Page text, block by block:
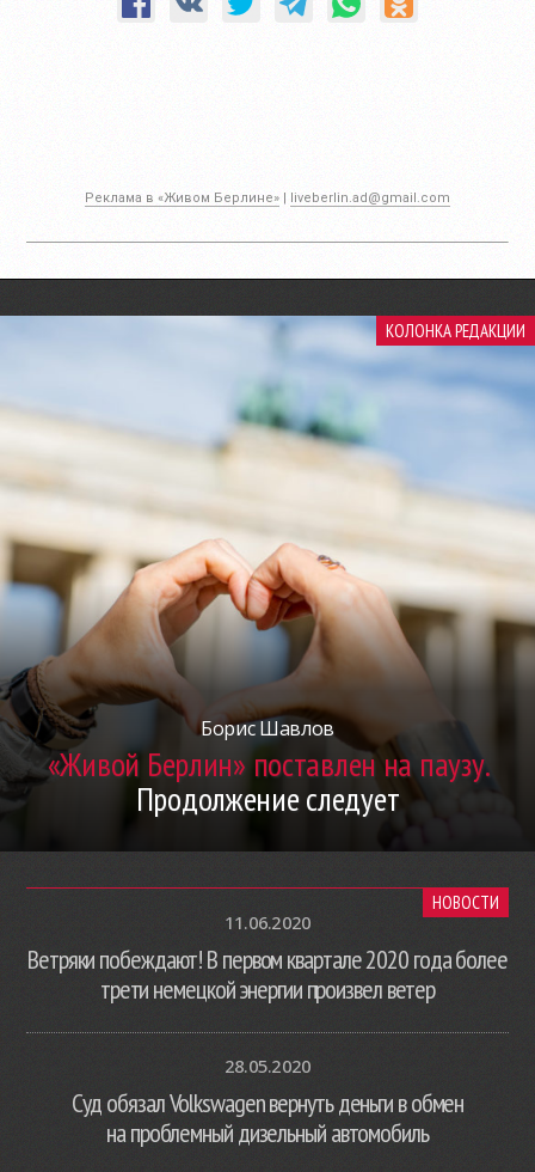
Реклама в «Живом Берлине» | liveberlin.ad@gmail.com
КОЛОНКА РЕДАКЦИИ
Борис Шавлов
«Живой Берлин» поставлен на паузу.
Продолжение следует
НОВОСТИ
11.06.2020
Ветряки побеждают! В первом квартале 2020 года более
трети немецкой энергии произвел ветер
28.05.2020
Суд обязал Volkswagen вернуть деньги в обмен
на проблемный дизельный автомобиль